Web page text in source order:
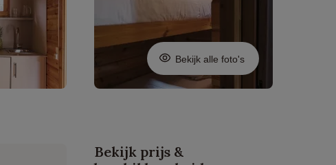
Bekijk alle foto's
Bekijk prijs &